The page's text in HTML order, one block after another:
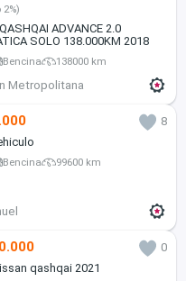
ADVANCE 2.0
SOLO 138.000KM 2018
Bencina 138000 km
Metropolitana
8
Bencina 99600 km
0
qashqai 2021